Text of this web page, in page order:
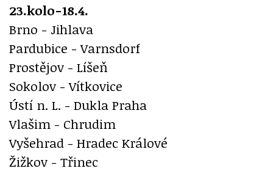
23.kolo-18.4.
Brno - Jihlava
Pardubice - Varnsdorf
Prostějov - Líšeň
Sokolov - Vítkovice
Ústí n. L. - Dukla Praha
Vlašim - Chrudim
Vyšehrad - Hradec Králové
Žižkov - Třinec